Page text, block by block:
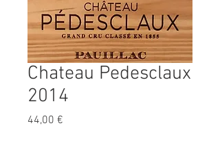
Chateau Pedesclaux
2014
44,00 €